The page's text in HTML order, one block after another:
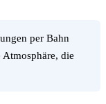
per Bahn
die